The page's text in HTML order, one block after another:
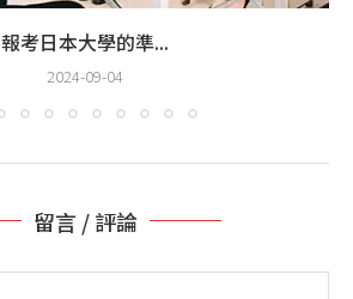
報考日本大學的準...
2024-09-04
留言 / 評論